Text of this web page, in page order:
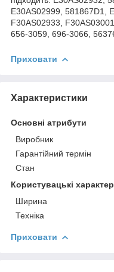
E30AS02999, 581867D1,
F30AS02933,
656-3059, 696-3066,
Приховати
Характеристики
Основні атрибути
Виробник
Гарантійний термін
Стан
Користувацькi
Ширина
Техніка
Приховати